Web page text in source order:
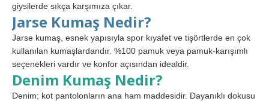
giysilerde sıkça karşımıza çıkar.
Jarse Kumaş Nedir?
Jarse kumaş, esnek yapısıyla spor kıyafet ve tişörtlerde en çok
kullanılan kumaşlardandır. %100 pamuk veya pamuk-karışımlı
seçenekleri vardır ve konfor açısından idealdir.
Denim Kumaş Nedir?
Denim; kot pantolonların ana ham maddesidir. Dayanıklı dokusu